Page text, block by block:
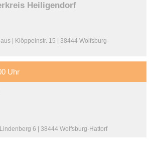
Heiligendorf
| Klöppelnstr. 15 | 38444 Wolfsburg-
Uhr
6 | 38444 Wolfsburg-Hattorf